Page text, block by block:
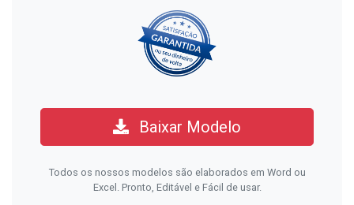
Baixar Modelo
Todos os nossos modelos são elaborados em Word ou
Excel. Pronto, Editável e Fácil de usar.